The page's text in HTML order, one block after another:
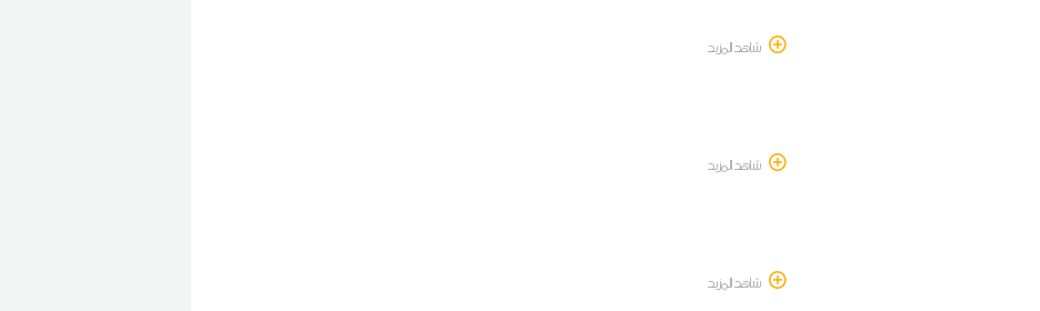
شاهد المزيد
شاهد المزيد
شاهد المزيد